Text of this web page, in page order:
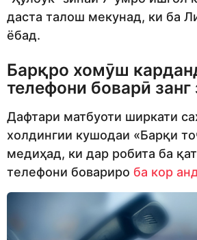
даста талош мекунад, ки ба
ёбад.
Барқро хомӯш
телефони боварӣ занг
Дафтари матбуоти ширкати
холдингии кушодаи «Барқи
медиҳад, ки дар робита ба
телефони бовариро ба кор